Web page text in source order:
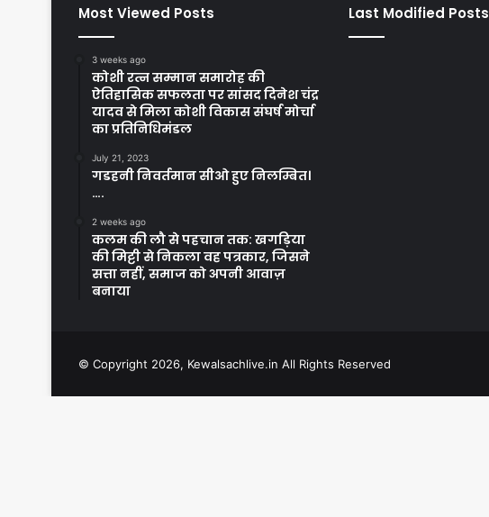
Most Viewed Posts
3 weeks ago
कोशी रत्न सम्मान समारोह की
ऐतिहासिक सफलता पर सांसद दिनेश चंद्र
यादव से मिला कोशी विकास संघर्ष मोर्चा
का प्रतिनिधिमंडल
July 21, 2023
गडहनी निवर्तमान सीओ हुए निलम्बित।
….
2 weeks ago
कलम की लौ से पहचान तक: खगड़िया
की मिट्टी से निकला वह पत्रकार, जिसने
सत्ता नहीं, समाज को अपनी आवाज़
बनाया
Last Modified Posts
© Copyright 2026, Kewalsachlive.in All Rights Reserved